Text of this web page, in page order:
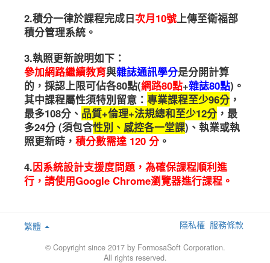
2.積分一律於課程完成日次月10號上傳至衛福部
積分管理系統。
3.執照更新說明如下：
參加網路繼續教育與雜誌通訊學分是分開計算
的，採認上限可佔各80點(網路80點+雜誌80點)。
其中課程屬性須特別留意： 專業課程至少96分 ，
最多108分、 品質+倫理+法規總和至少12分 ，最
多24分 (須包含性別、感控各一堂課)、執業或執
照更新時， 積分數需達 120 分 。
4.因系統設計支援度問題，為確保課程順利進
行，請使用Google Chrome瀏覽器進行課程。
繁體 隱私權 服務條款
© Copyright since 2017 by FormosaSoft Corporation.
All rights reserved.